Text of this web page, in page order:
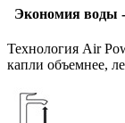
Экономия воды
Технология Air
капли объемнее,